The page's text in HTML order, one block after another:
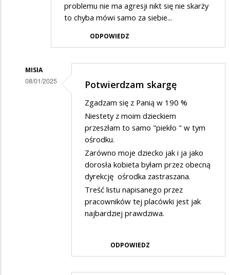
problemu nie ma agresji nikt się nie skarży
to chyba mówi samo za siebie...
ODPOWIEDZ
MISIA
08/01/2025 Potwierdzam skargę
Zgadzam się z Panią w 190 %
Niestety z moim dzieckiem
przeszłam to samo "piekło " w tym
ośrodku.
Zarówno moje dziecko jak i ja jako
dorosła kobieta byłam przez obecną
dyrekcję ośrodka zastraszana.
Treść listu napisanego przez
pracowników tej placówki jest jak
najbardziej prawdziwa.
ODPOWIEDZ